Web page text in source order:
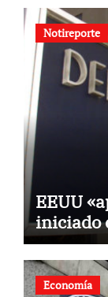
Notireporte
EEUU
iniciado
Economía